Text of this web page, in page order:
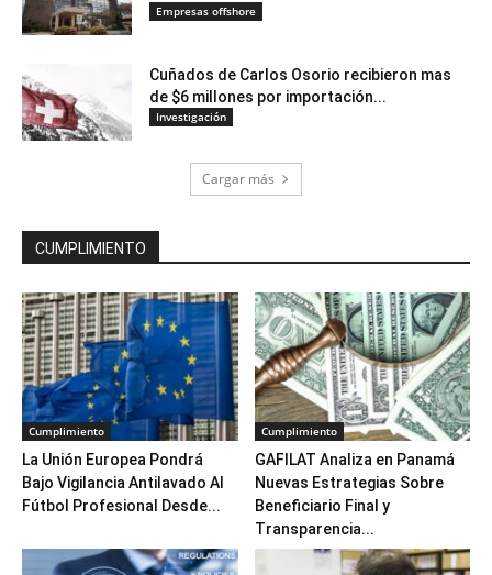
Empresas offshore
Cuñados de Carlos Osorio recibieron mas
de $6 millones por importación...
Investigación
Cargar más
CUMPLIMIENTO
Cumplimiento
La Unión Europea Pondrá
Bajo Vigilancia Antilavado Al
Fútbol Profesional Desde...
Cumplimiento
GAFILAT Analiza en Panamá
Nuevas Estrategias Sobre
Beneficiario Final y
Transparencia...